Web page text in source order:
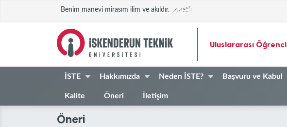
Benim manevi mirasım ilim ve akıldır.
Uluslararası Öğrenci
İSTE Hakkımızda Neden İSTE? Başvuru ve Kabul
Kalite Öneri İletişim
Öneri